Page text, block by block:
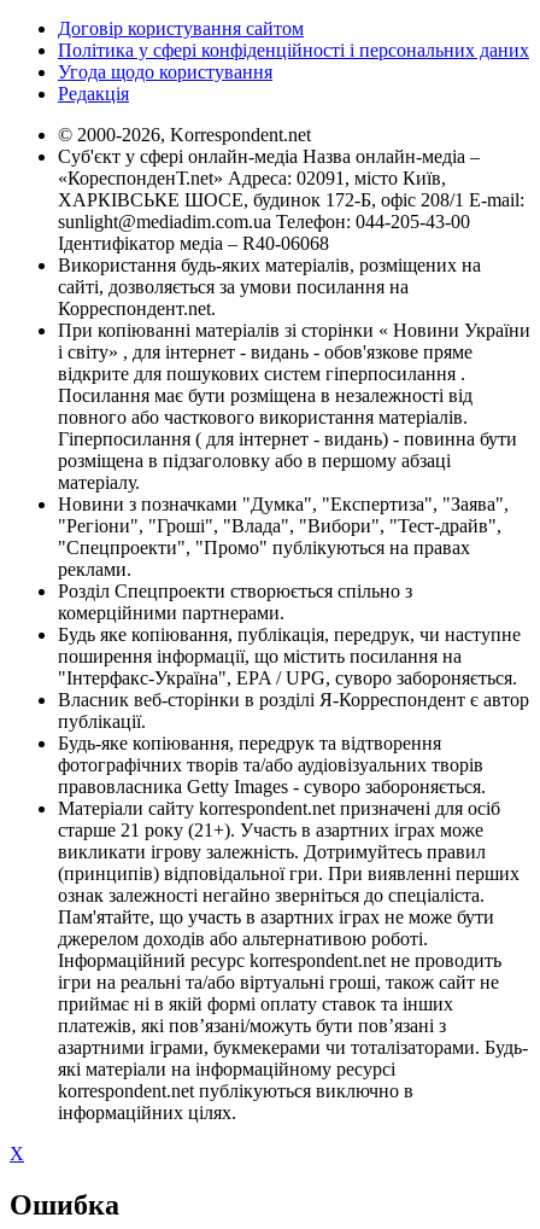
Договір користування сайтом
Політика у сфері конфіденційності і персональних даних
Угода щодо користування
Редакція
© 2000-2026, Korrespondent.net
Суб'єкт у сфері онлайн-медіа Назва онлайн-медіа –
«КореспонденТ.net» Адреса: 02091, місто Київ,
ХАРКІВСЬКЕ ШОСЕ, будинок 172-Б, офіс 208/1 E-mail:
sunlight@mediadim.com.ua Телефон: 044-205-43-00
Ідентифікатор медіа – R40-06068
Використання будь-яких матеріалів, розміщених на
сайті, дозволяється за умови посилання на
Корреспондент.net.
При копіюванні матеріалів зі сторінки « Новини України
і світу» , для інтернет - видань - обов'язкове пряме
відкрите для пошукових систем гіперпосилання .
Посилання має бути розміщена в незалежності від
повного або часткового використання матеріалів.
Гіперпосилання ( для інтернет - видань) - повинна бути
розміщена в підзаголовку або в першому абзаці
матеріалу.
Новини з позначками "Думка", "Експертиза", "Заява",
"Регіони", "Гроші", "Влада", "Вибори", "Тест-драйв",
"Спецпроекти", "Промо" публікуються на правах
реклами.
Розділ Спецпроекти створюється спільно з
комерційними партнерами.
Будь яке копіювання, публікація, передрук, чи наступне
поширення інформації, що містить посилання на
"Інтерфакс-Україна", EPA / UPG, суворо забороняється.
Власник веб-сторінки в розділі Я-Корреспондент є автор
публікації.
Будь-яке копіювання, передрук та відтворення
фотографічних творів та/або аудіовізуальних творів
правовласника Getty Images - суворо забороняється.
Матеріали сайту korrespondent.net призначені для осіб
старше 21 року (21+). Участь в азартних іграх може
викликати ігрову залежність. Дотримуйтесь правил
(принципів) відповідальної гри. При виявленні перших
ознак залежності негайно зверніться до спеціаліста.
Пам'ятайте, що участь в азартних іграх не може бути
джерелом доходів або альтернативою роботі.
Інформаційний ресурс korrespondent.net не проводить
ігри на реальні та/або віртуальні гроші, також сайт не
приймає ні в якій формі оплату ставок та інших
платежів, які пов’язані/можуть бути пов’язані з
азартними іграми, букмекерами чи тоталізаторами. Будь-
які матеріали на інформаційному ресурсі
korrespondent.net публікуються виключно в
інформаційних цілях.
X
Ошибка